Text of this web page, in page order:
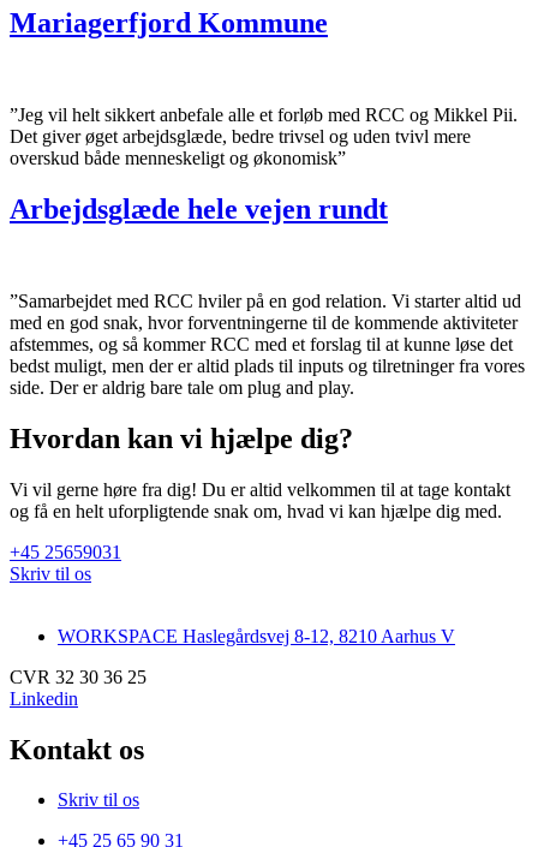
Mariagerfjord Kommune
”Jeg vil helt sikkert anbefale alle et forløb med RCC og Mikkel Pii.
Det giver øget arbejdsglæde, bedre trivsel og uden tvivl mere
overskud både menneskeligt og økonomisk”
Arbejdsglæde hele vejen rundt
”Samarbejdet med RCC hviler på en god relation. Vi starter altid ud
med en god snak, hvor forventningerne til de kommende aktiviteter
afstemmes, og så kommer RCC med et forslag til at kunne løse det
bedst muligt, men der er altid plads til inputs og tilretninger fra vores
side. Der er aldrig bare tale om plug and play.
Hvordan kan vi hjælpe dig?
Vi vil gerne høre fra dig! Du er altid velkommen til at tage kontakt
og få en helt uforpligtende snak om, hvad vi kan hjælpe dig med.
+45 25659031
Skriv til os
WORKSPACE Haslegårdsvej 8-12, 8210 Aarhus V
CVR 32 30 36 25
Linkedin
Kontakt os
Skriv til os
+45 25 65 90 31